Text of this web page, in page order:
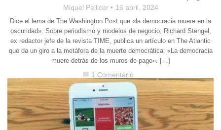
Miquel Pellicer 16 abril, 2024
Dice el lema de The Washington Post que «la democracia muere en la
oscuridad». Sobre periodismo y modelos de negocio, Richard Stengel,
ex redactor jefe de la revista TIME, publica un artículo en The Atlantic
que da un giro a la metáfora de la muerte democrática: «La democracia
muere detrás de los muros de pago». […]
1 Comentario